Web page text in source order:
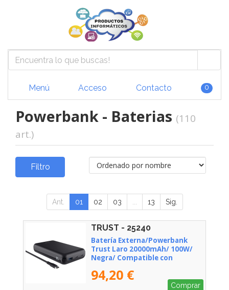
Menú Acceso Contacto 0
Powerbank - Baterias (110
art.)
Filtro
Ant. 01 02 03 13 Sig.
TRUST - 25240
Batería Externa/Powerbank
Trust Laro 20000mAh/ 100W/
Negra/ Compatible con
94,20 €
Comprar